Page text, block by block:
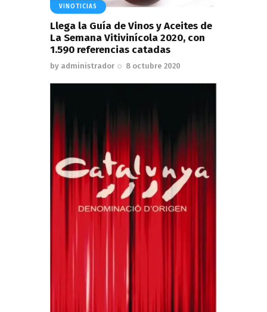
VINOTICIAS
Llega la Guía de Vinos y Aceites de
La Semana Vitivinícola 2020, con
1.590 referencias catadas
by administrador 8 octubre 2020